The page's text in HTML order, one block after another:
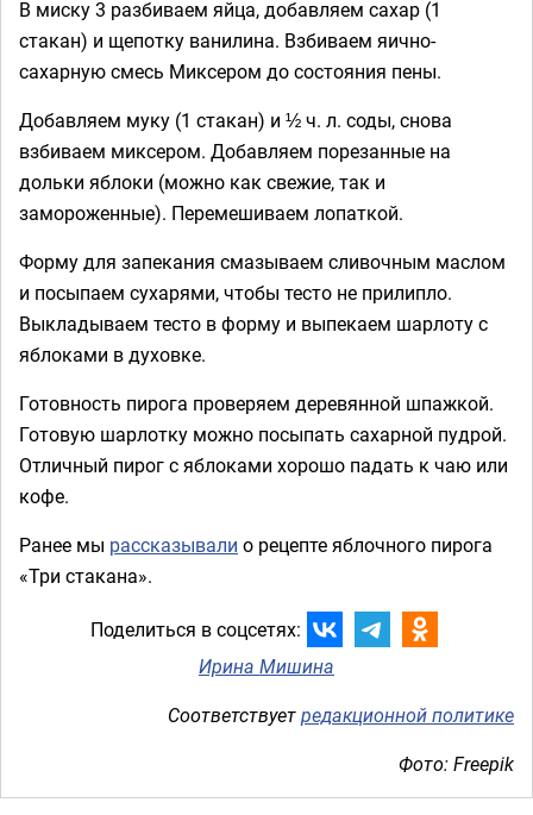
В миску 3 разбиваем яйца, добавляем сахар (1
стакан) и щепотку ванилина. Взбиваем яично-
сахарную смесь Миксером до состояния пены.
Добавляем муку (1 стакан) и ½ ч. л. соды, снова
взбиваем миксером. Добавляем порезанные на
дольки яблоки (можно как свежие, так и
замороженные). Перемешиваем лопаткой.
Форму для запекания смазываем сливочным маслом
и посыпаем сухарями, чтобы тесто не прилипло.
Выкладываем тесто в форму и выпекаем шарлоту с
яблоками в духовке.
Готовность пирога проверяем деревянной шпажкой.
Готовую шарлотку можно посыпать сахарной пудрой.
Отличный пирог с яблоками хорошо падать к чаю или
кофе.
Ранее мы рассказывали о рецепте яблочного пирога
«Три стакана».
Поделиться в соцсетях:
Ирина Мишина
Соответствуетредакционной политике
Фото: Freepik